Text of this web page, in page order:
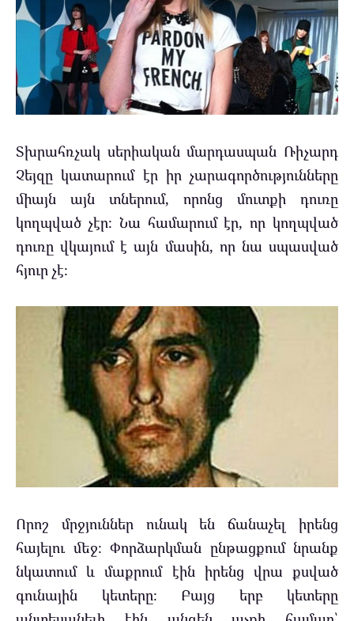
Տխրահռչակ սերիական մարդասպան Ռիչարդ
Չեյզը կատարում էր իր չարագործությունները
միայն այն տներում, որոնց մուտքի դուռը
կողպված չէր։ Նա համարում էր, որ կողպված
դուռը վկայում է այն մասին, որ նա սպասված
հյուր չէ։
Որոշ մրջյուններ ունակ են ճանաչել իրենց
հայելու մեջ։ Փորձարկման ընթացքում նրանք
նկատում և մաքրում էին իրենց վրա քսված
գունային կետերը։ Բայց երբ կետերը